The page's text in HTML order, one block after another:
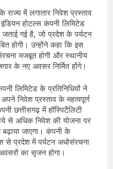
राज्य में लगातार निवेश प्रस्ताव
होटल्स कंपनी लिमिटेड
जताई गई है, जो प्रदेश के पर्यटन
होगी। उन्होंने कहा कि इस
मजबूत होगी और स्थानीय
के नए अवसर निर्मित होंगे।
लिमिटेड के प्रतिनिधियों ने
निवेश प्रस्ताव के महत्वपूर्ण
छत्तीसगढ़ में हॉस्पिटैलिटी
से अधिक निवेश की योजना पर
जाएगा। कंपनी के
से प्रदेश में पर्यटन अधोसंरचना
का सृजन होगा।